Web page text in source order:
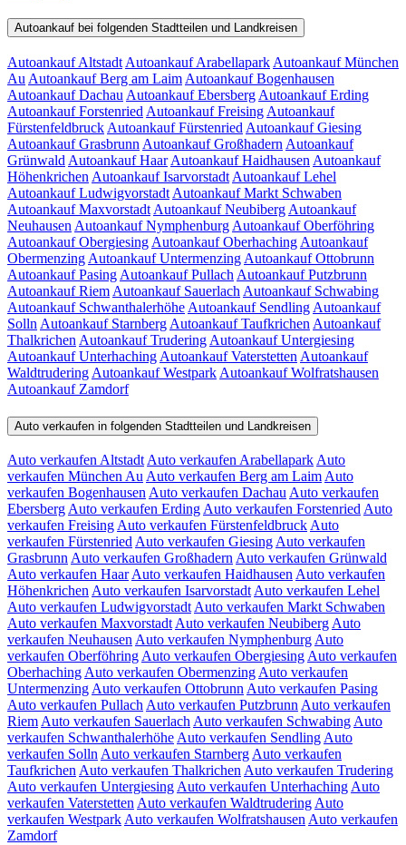
Autoankauf bei folgenden Stadtteilen und Landkreisen
Autoankauf Altstadt Autoankauf Arabellapark Autoankauf München
Au Autoankauf Berg am Laim Autoankauf Bogenhausen
Autoankauf Dachau Autoankauf Ebersberg Autoankauf Erding
Autoankauf Forstenried Autoankauf Freising Autoankauf
Fürstenfeldbruck Autoankauf Fürstenried Autoankauf Giesing
Autoankauf Grasbrunn Autoankauf Großhadern Autoankauf
Grünwald Autoankauf Haar Autoankauf Haidhausen Autoankauf
Höhenkrichen Autoankauf Isarvorstadt Autoankauf Lehel
Autoankauf Ludwigvorstadt Autoankauf Markt Schwaben
Autoankauf Maxvorstadt Autoankauf Neubiberg Autoankauf
Neuhausen Autoankauf Nymphenburg Autoankauf Oberföhring
Autoankauf Obergiesing Autoankauf Oberhaching Autoankauf
Obermenzing Autoankauf Untermenzing Autoankauf Ottobrunn
Autoankauf Pasing Autoankauf Pullach Autoankauf Putzbrunn
Autoankauf Riem Autoankauf Sauerlach Autoankauf Schwabing
Autoankauf Schwanthalerhöhe Autoankauf Sendling Autoankauf
Solln Autoankauf Starnberg Autoankauf Taufkrichen Autoankauf
Thalkrichen Autoankauf Trudering Autoankauf Untergiesing
Autoankauf Unterhaching Autoankauf Vaterstetten Autoankauf
Waldtrudering Autoankauf Westpark Autoankauf Wolfratshausen
Autoankauf Zamdorf
Auto verkaufen in folgenden Stadtteilen und Landkreisen
Auto verkaufen Altstadt Auto verkaufen Arabellapark Auto
verkaufen München Au Auto verkaufen Berg am Laim Auto
verkaufen Bogenhausen Auto verkaufen Dachau Auto verkaufen
Ebersberg Auto verkaufen Erding Auto verkaufen Forstenried Auto
verkaufen Freising Auto verkaufen Fürstenfeldbruck Auto
verkaufen Fürstenried Auto verkaufen Giesing Auto verkaufen
Grasbrunn Auto verkaufen Großhadern Auto verkaufen Grünwald
Auto verkaufen Haar Auto verkaufen Haidhausen Auto verkaufen
Höhenkrichen Auto verkaufen Isarvorstadt Auto verkaufen Lehel
Auto verkaufen Ludwigvorstadt Auto verkaufen Markt Schwaben
Auto verkaufen Maxvorstadt Auto verkaufen Neubiberg Auto
verkaufen Neuhausen Auto verkaufen Nymphenburg Auto
verkaufen Oberföhring Auto verkaufen Obergiesing Auto verkaufen
Oberhaching Auto verkaufen Obermenzing Auto verkaufen
Untermenzing Auto verkaufen Ottobrunn Auto verkaufen Pasing
Auto verkaufen Pullach Auto verkaufen Putzbrunn Auto verkaufen
Riem Auto verkaufen Sauerlach Auto verkaufen Schwabing Auto
verkaufen Schwanthalerhöhe Auto verkaufen Sendling Auto
verkaufen Solln Auto verkaufen Starnberg Auto verkaufen
Taufkrichen Auto verkaufen Thalkrichen Auto verkaufen Trudering
Auto verkaufen Untergiesing Auto verkaufen Unterhaching Auto
verkaufen Vaterstetten Auto verkaufen Waldtrudering Auto
verkaufen Westpark Auto verkaufen Wolfratshausen Auto verkaufen
Zamdorf